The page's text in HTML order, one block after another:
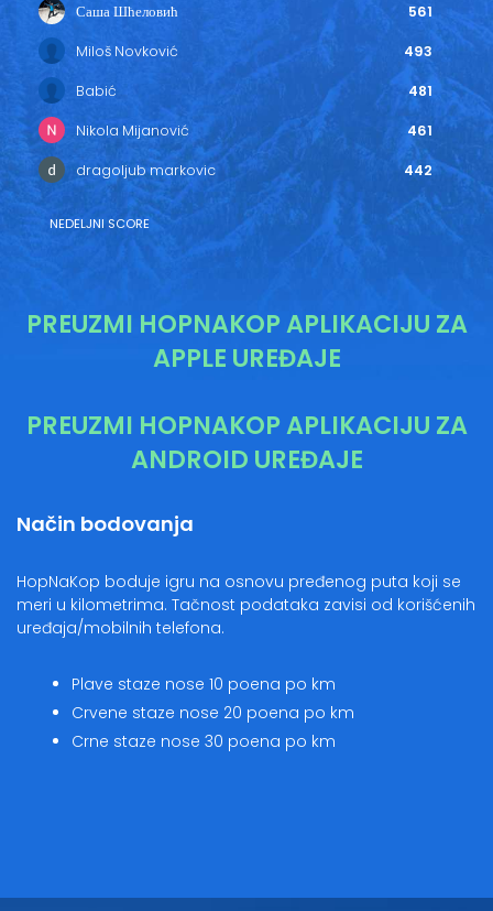
Саша Шћеловић 561
Miloš Novković 493
Babić 481
Nikola Mijanović 461
dragoljub markovic 442
NEDELJNI SCORE
PREUZMI HOPNAKOP APLIKACIJU ZA
APPLE UREĐAJE
PREUZMI HOPNAKOP APLIKACIJU ZA
ANDROID UREĐAJE
Način bodovanja
HopNaKop boduje igru na osnovu pređenog puta koji se
meri u kilometrima. Tačnost podataka zavisi od korišćenih
uređaja/mobilnih telefona.
Plave staze nose 10 poena po km
Crvene staze nose 20 poena po km
Crne staze nose 30 poena po km